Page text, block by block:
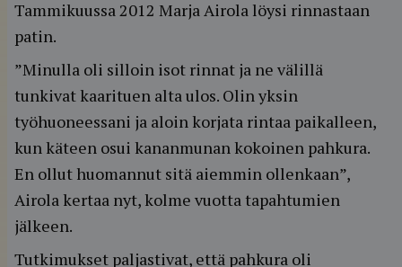
Tammikuussa 2012 Marja Airola löysi rinnastaan
patin.
”Minulla oli silloin isot rinnat ja ne välillä
tunkivat kaarituen alta ulos. Olin yksin
työhuoneessani ja aloin korjata rintaa paikalleen,
kun käteen osui kananmunan kokoinen pahkura.
En ollut huomannut sitä aiemmin ollenkaan”,
Airola kertaa nyt, kolme vuotta tapahtumien
jälkeen.
Tutkimukset paljastivat, että pahkura oli